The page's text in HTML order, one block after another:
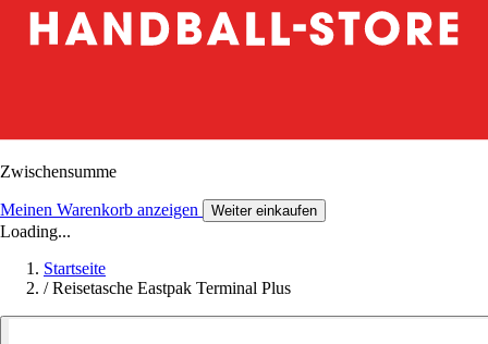
Zwischensumme
Meinen Warenkorb anzeigen Weiter einkaufen
Loading...
Startseite
/ Reisetasche Eastpak Terminal Plus